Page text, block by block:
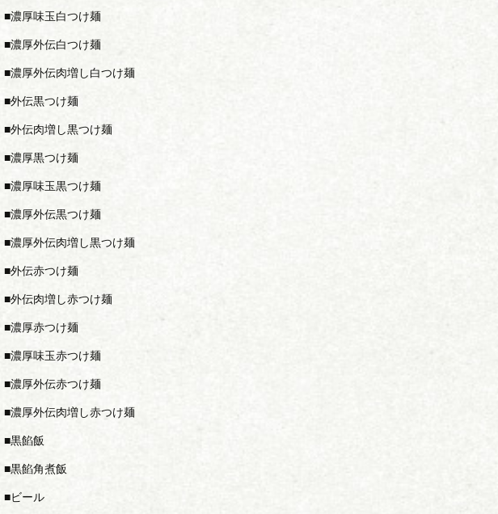
濃厚味玉白つけ麺
濃厚外伝白つけ麺
濃厚外伝肉増し白つけ麺
外伝黒つけ麺
外伝肉増し黒つけ麺
濃厚黒つけ麺
濃厚味玉黒つけ麺
濃厚外伝黒つけ麺
濃厚外伝肉増し黒つけ麺
外伝赤つけ麺
外伝肉増し赤つけ麺
濃厚赤つけ麺
濃厚味玉赤つけ麺
濃厚外伝赤つけ麺
濃厚外伝肉増し赤つけ麺
黒餡飯
黒餡角煮飯
ビール